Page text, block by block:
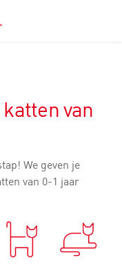
van
We geven je
van 0-1 jaar